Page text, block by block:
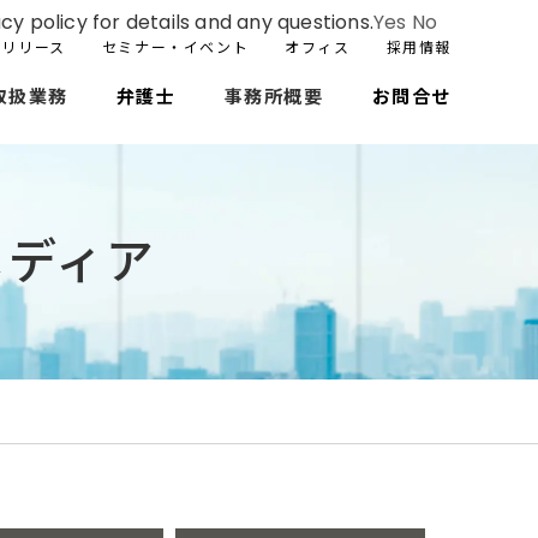
リース セミナー・イベント オフィス 採用情報
扱業務 弁護士 事務所概要 お問合せ
ィア
policy for details and any questions.Yes No